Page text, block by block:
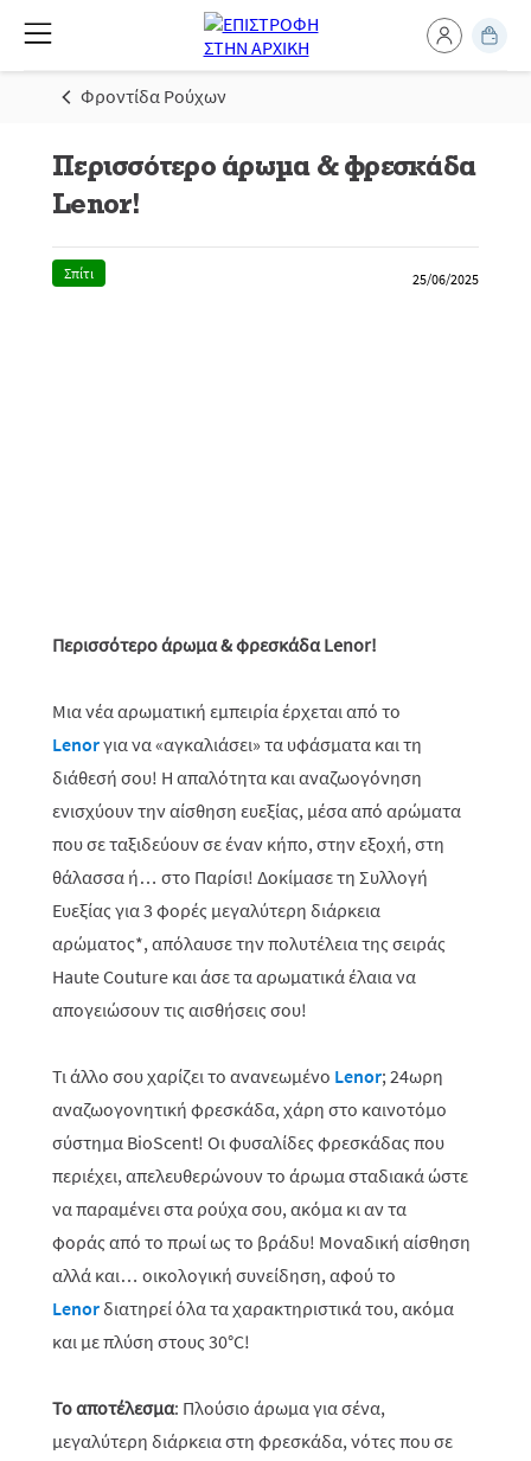
Φροντίδα Ρούχων
Περισσότερο άρωμα & φρεσκάδα
Lenor!
Σπίτι 25/06/2025
Περισσότερο άρωμα & φρεσκάδα Lenor!
Μια νέα αρωματική εμπειρία έρχεται από το
Lenorγια να «αγκαλιάσει» τα υφάσματα και τη
διάθεσή σου! Η απαλότητα και αναζωογόνηση
ενισχύουν την αίσθηση ευεξίας, μέσα από αρώματα
που σε ταξιδεύουν σε έναν κήπο, στην εξοχή, στη
θάλασσα ή… στο Παρίσι! Δοκίμασε τη Συλλογή
Ευεξίας για 3 φορές μεγαλύτερη διάρκεια
αρώματος*, απόλαυσε την πολυτέλεια της σειράς
Haute Couture και άσε τα αρωματικά έλαια να
απογειώσουν τις αισθήσεις σου!
Τι άλλο σου χαρίζει το ανανεωμένο Lenor; 24ωρη
αναζωογονητική φρεσκάδα, χάρη στο καινοτόμο
σύστημα BioScent! Οι φυσαλίδες φρεσκάδας που
περιέχει, απελευθερώνουν το άρωμα σταδιακά ώστε
να παραμένει στα ρούχα σου, ακόμα κι αν τα
φοράς από το πρωί ως το βράδυ! Μοναδική αίσθηση
αλλά και… οικολογική συνείδηση, αφού το
Lenorδιατηρεί όλα τα χαρακτηριστικά του, ακόμα
και με πλύση στους 30°C!
Το αποτέλεσμα: Πλούσιο άρωμα για σένα,
μεγαλύτερη διάρκεια στη φρεσκάδα, νότες που σε